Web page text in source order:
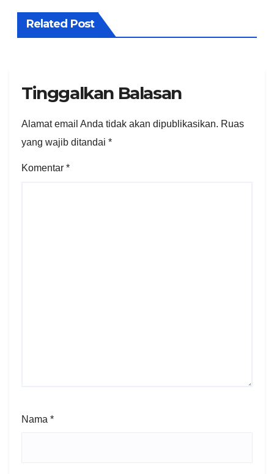
Related Post
Tinggalkan Balasan
Alamat email Anda tidak akan dipublikasikan. Ruas
yang wajib ditandai *
Komentar *
Nama *